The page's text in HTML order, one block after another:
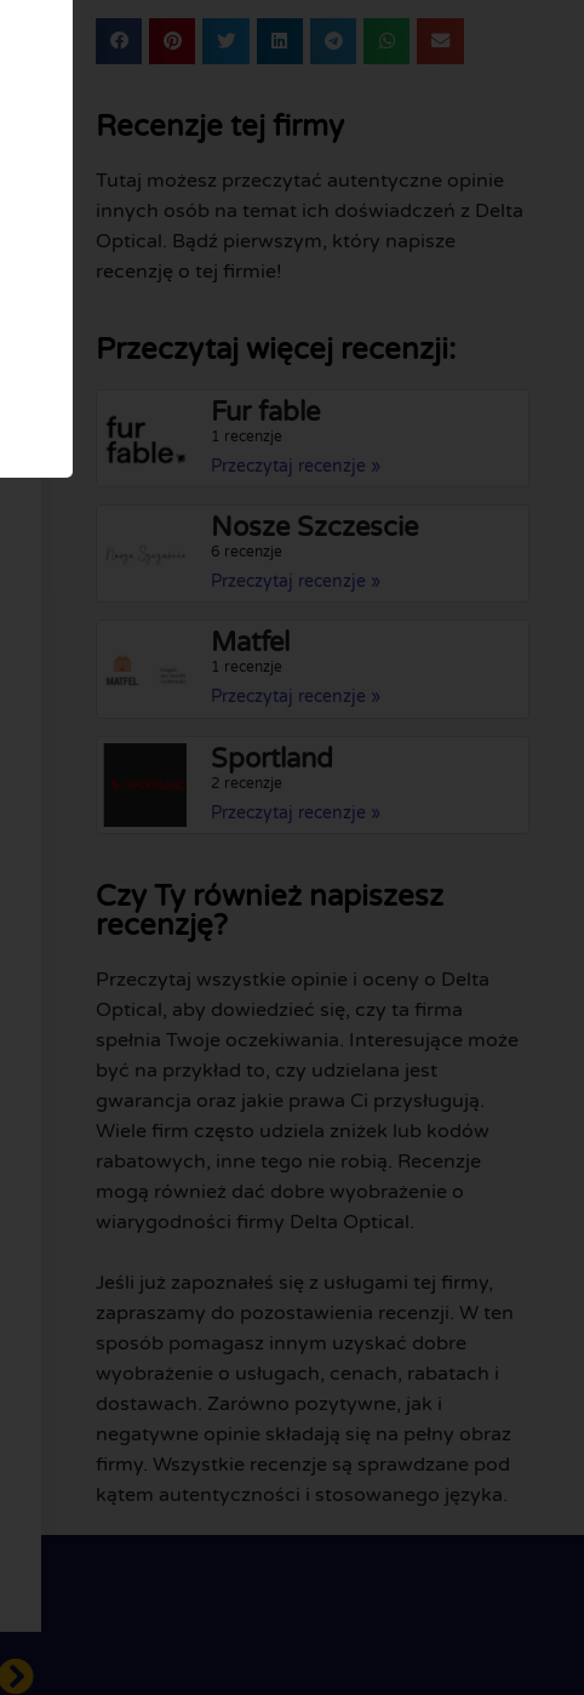
Recenzje tej firmy
Tutaj możesz przeczytać autentyczne opinie
innych osób na temat ich doświadczeń z Delta
Optical. Bądź pierwszym, który napisze
recenzję o tej firmie!
Przeczytaj więcej recenzji:
Fur fable
1 recenzje
Przeczytaj recenzje »
Nosze Szczescie
6 recenzje
Przeczytaj recenzje »
Matfel
1 recenzje
Przeczytaj recenzje »
Sportland
2 recenzje
Przeczytaj recenzje »
Czy Ty również napiszesz
recenzję?
Przeczytaj wszystkie opinie i oceny o Delta
Optical, aby dowiedzieć się, czy ta firma
spełnia Twoje oczekiwania. Interesujące może
być na przykład to, czy udzielana jest
gwarancja oraz jakie prawa Ci przysługują.
Wiele firm często udziela zniżek lub kodów
rabatowych, inne tego nie robią. Recenzje
mogą również dać dobre wyobrażenie o
wiarygodności firmy Delta Optical.
Jeśli już zapoznałeś się z usługami tej firmy,
zapraszamy do pozostawienia recenzji. W ten
sposób pomagasz innym uzyskać dobre
wyobrażenie o usługach, cenach, rabatach i
dostawach. Zarówno pozytywne, jak i
negatywne opinie składają się na pełny obraz
firmy. Wszystkie recenzje są sprawdzane pod
kątem autentyczności i stosowanego języka.